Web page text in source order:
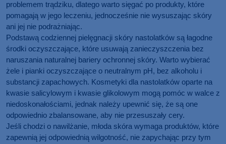
problemem trądziku, dlatego warto sięgać po produkty, które
pomagają w jego leczeniu, jednocześnie nie wysuszając skóry
ani jej nie podrażniając.
Podstawą codziennej pielęgnacji skóry nastolatków są łagodne
środki oczyszczające, które usuwają zanieczyszczenia bez
naruszania naturalnej bariery ochronnej skóry. Warto wybierać
żele i pianki oczyszczające o neutralnym pH, bez alkoholu i
substancji zapachowych. Kosmetyki dla nastolatków oparte na
kwasie salicylowym i kwasie glikolowym mogą pomóc w walce z
niedoskonałościami, jednak należy upewnić się, że są one
odpowiednio zbalansowane, aby nie przesuszały cery.
Jeśli chodzi o nawilżanie, młoda skóra wymaga produktów, które
zapewnią jej odpowiednią wilgotność, nie zapychając przy tym